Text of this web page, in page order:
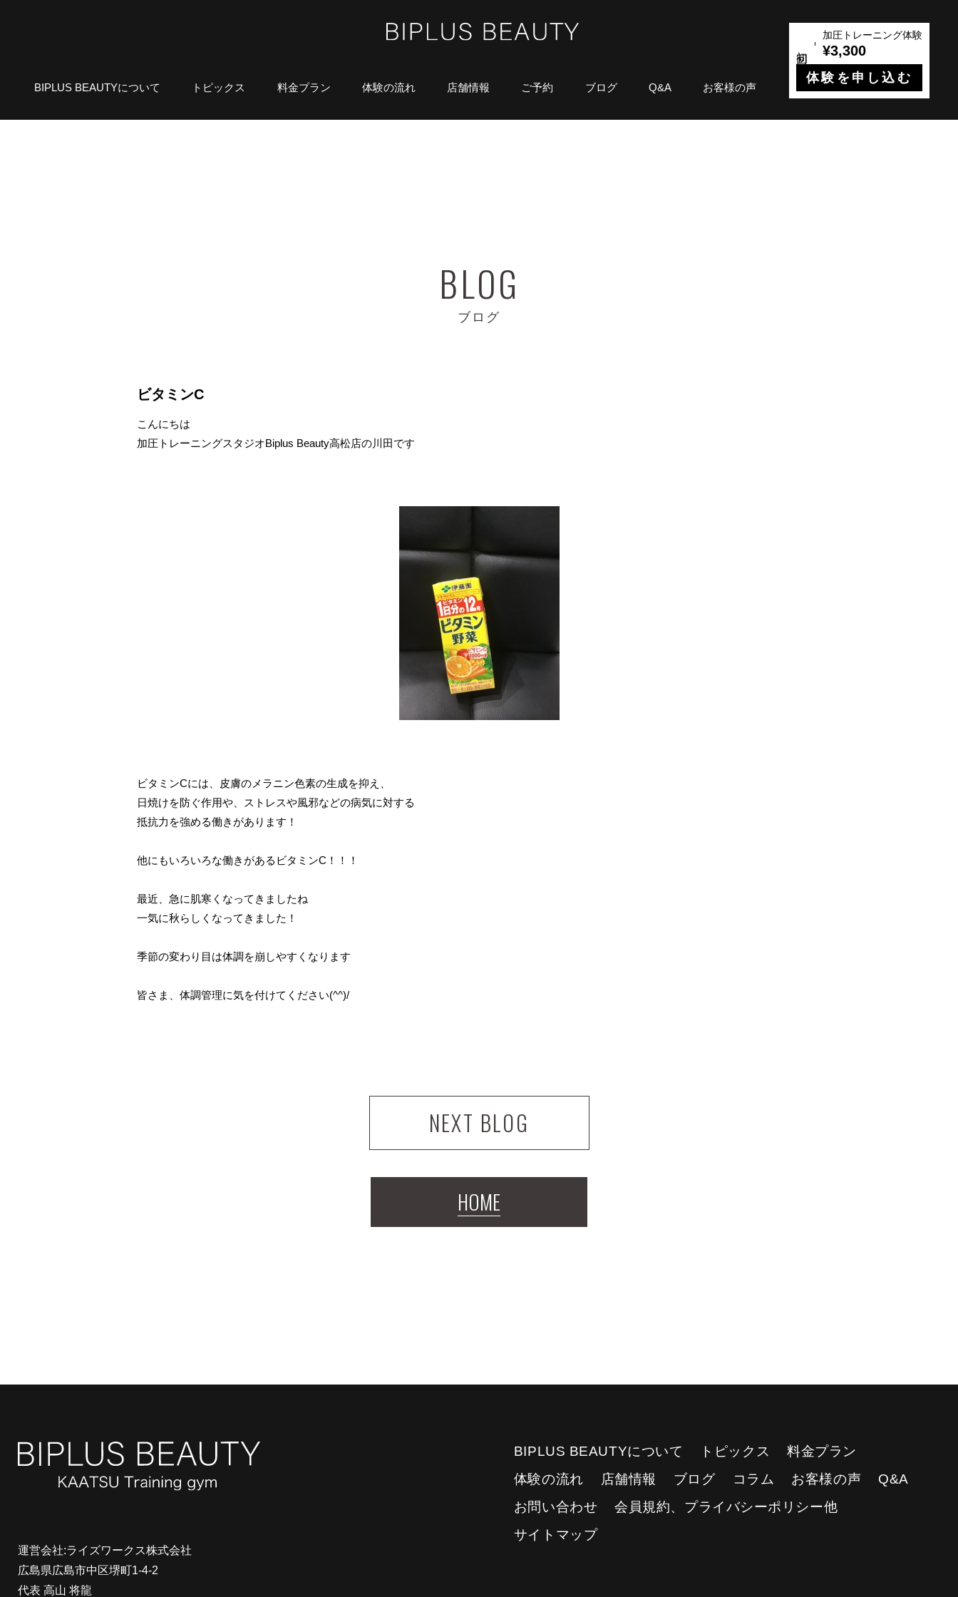
BIPLUS BEAUTYについて トピックス 料金プラン 体験の流れ 店舗情報 ご予約 ブログ Q&A お客様の声
加圧トレーニング体験
¥3,300
体験を申し込む
ブログ
ビタミンC
こんにちは
加圧トレーニングスタジオBiplus Beauty高松店の川田です
ビタミンCには、皮膚のメラニン色素の生成を抑え、
日焼けを防ぐ作用や、ストレスや風邪などの病気に対する
抵抗力を強める働きがあります！
他にもいろいろな働きがあるビタミンC！！！
最近、急に肌寒くなってきましたね
一気に秋らしくなってきました！
季節の変わり目は体調を崩しやすくなります
皆さま、体調管理に気を付けてください(^^)/
NEXT BLOG
HOME
運営会社:ライズワークス株式会社
広島県広島市中区堺町1-4-2
代表 高山 将龍
BIPLUS BEAUTYについて トピックス
料金プラン
体験の流れ
店舗情報 ブログ コラム お客様の声
Q&A
お問い合わせ
会員規約、プライバシーポリシー他
サイトマップ